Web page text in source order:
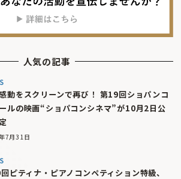
人気の記事
動をスクリーンで再び！ 第19回ショパンコ
ルの映画“ショパコンシネマ”が10月2日公
7月31日
ピティナ・ピアノコンペティション特級、